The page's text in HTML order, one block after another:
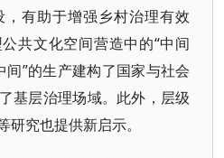
有助于增强乡村治理有效
共文化空间营造中的“中间
间”的生产建构了国家与社会
基层治理场域。此外，层级
究也提供新启示。